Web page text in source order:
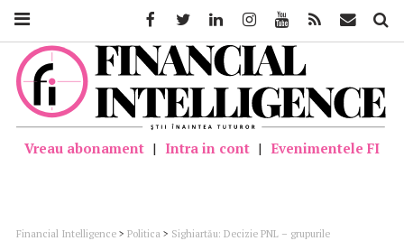
Vreau abonament | Intra in cont | Evenimentele FI
Financial Intelligence > Politica > Sighiartău: Decizie PNL – grupurile
FacebookTwitter LinkedinInstagramYoutube Feed Mail